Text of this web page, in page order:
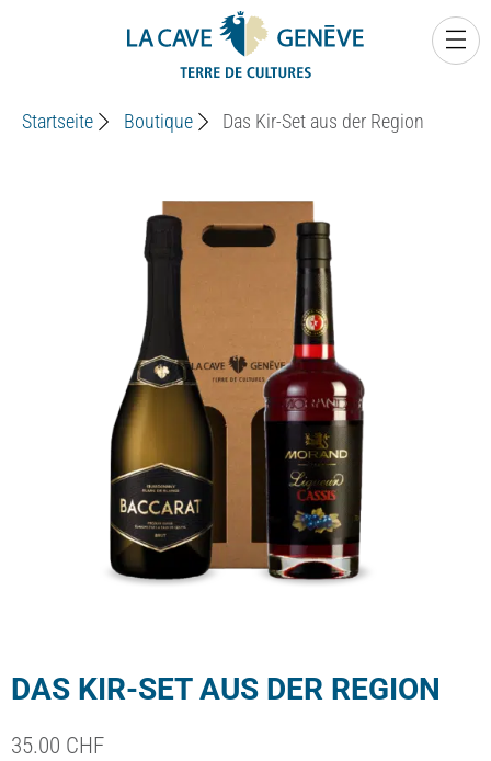
Startseite Boutique Das Kir-Set aus der Region
DAS KIR-SET AUS DER REGION
35.00 CHF